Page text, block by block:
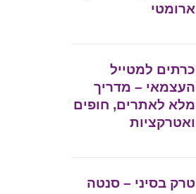
ארומטי
כרתים למטייל
העצמאי – מדריך
מלא לאתרים, חופים
ואטרקציות
טרק בסיני – סנטה